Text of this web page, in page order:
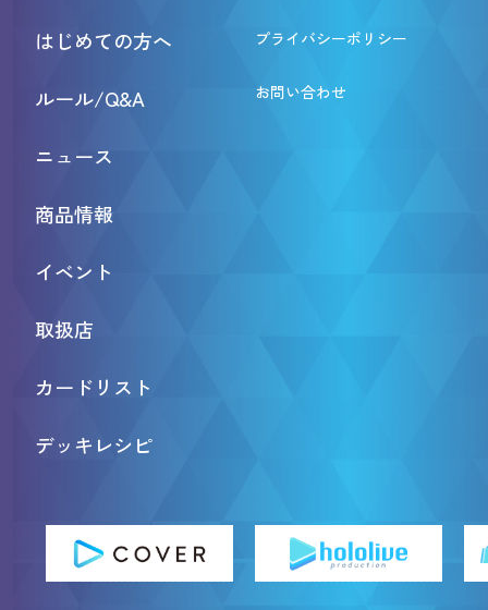
はじめての方へ
ルール/Q&A
ニュース
商品情報
イベント
取扱店
カードリスト
デッキレシピ
プライバシーポリシー
お問い合わせ